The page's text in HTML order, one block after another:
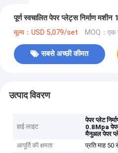
पूर्ण स्वचालित पेपर प्लेट्स निर्माण
मूल्य：USD 5,079/set MOQ：एक
सबसे अच्छी कीमत
उत्पाद विवरण
हाई लाइट
पेपर प्लेट
0.8Mpa
मैनुअल पेपर
आपूर्ति की क्षमता
प्रति माह 50